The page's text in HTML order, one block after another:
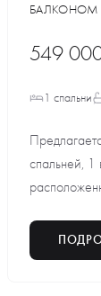
БАЛКОНОМ
549
1 спальни
спальней, 1